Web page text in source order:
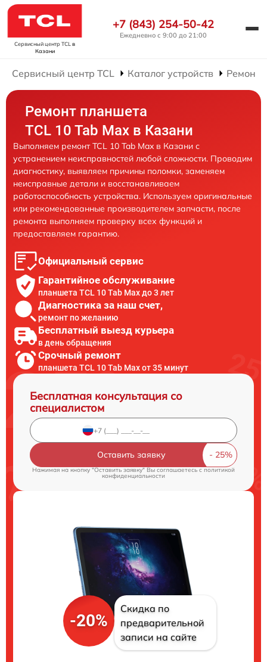
Сервисный центр TCL в
Казани
+7 (843) 254-50-42
Ежедневно с 9:00 до 21:00
Сервисный центр TCL Каталог устройств Ремонт
Ремонт планшета
TCL 10 Tab Max в Казани
Выполняем ремонт TCL 10 Tab Max в Казани с
устранением неисправностей любой сложности. Проводим
диагностику, выявляем причины поломки, заменяем
неисправные детали и восстанавливаем
работоспособность устройства. Используем оригинальные
или рекомендованные производителем запчасти, после
ремонта выполняем проверку всех функций и
предоставляем гарантию.
Официальный сервис
Гарантийное обслуживание
планшета TCL 10 Tab Max до 3 лет
Диагностика за наш счет,
ремонт по желанию
Бесплатный выезд курьера
в день обращения
Срочный ремонт
планшета TCL 10 Tab Max от 35 минут
Бесплатная консультация со
специалистом
Оставить заявку
Нажимая на кнопку "Оставить заявку" Вы соглашаетесь cполитикой
конфиденциальности
-20%
Скидка по
предварительной
записи на сайте